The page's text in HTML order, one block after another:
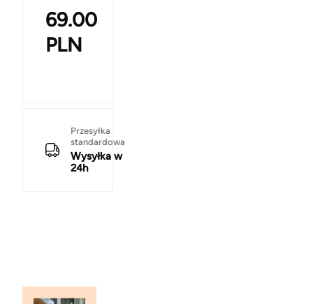
69.00
PLN
Przesyłka
standardowa
Wysyłka w
24h